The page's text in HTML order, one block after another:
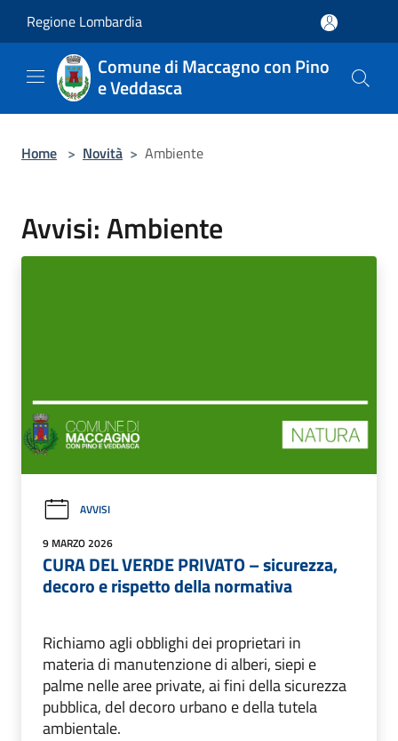
Regione Lombardia
Comune di Maccagno con Pino
e Veddasca
Home > Novità > Ambiente
Avvisi: Ambiente
AVVISI
9 MARZO 2026
CURA DEL VERDE PRIVATO – sicurezza,
decoro e rispetto della normativa
Richiamo agli obblighi dei proprietari in
materia di manutenzione di alberi, siepi e
palme nelle aree private, ai fini della sicurezza
pubblica, del decoro urbano e della tutela
ambientale.